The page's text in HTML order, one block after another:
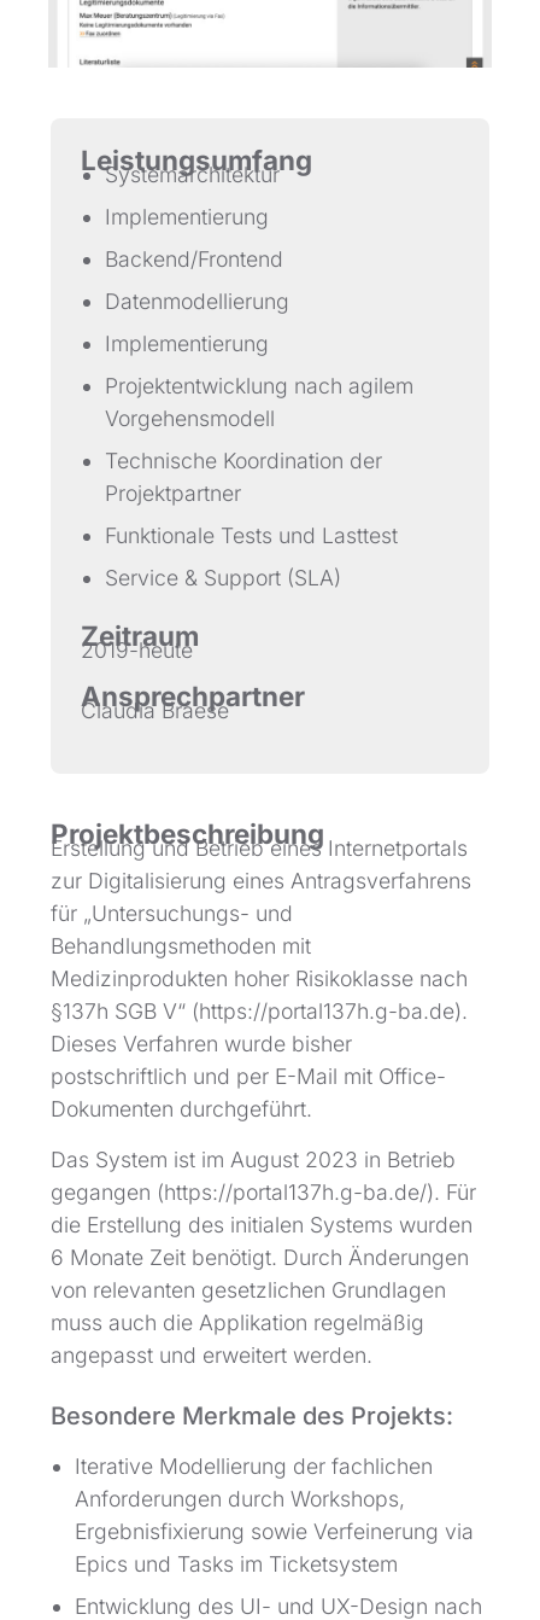
Leistungsumfang
Systemarchitektur
Implementierung
Backend/Frontend
Datenmodellierung
Implementierung
Projektentwicklung nach agilem
Vorgehensmodell
Technische Koordination der
Projektpartner
Funktionale Tests und Lasttest
Service & Support (SLA)
Zeitraum
2019-heute
Ansprechpartner
Claudia Braese
Projektbeschreibung
Erstellung und Betrieb eines Internetportals
zur Digitalisierung eines Antragsverfahrens
für „Untersuchungs- und
Behandlungsmethoden mit
Medizinprodukten hoher Risikoklasse nach
§137h SGB V“ (https://portal137h.g-ba.de).
Dieses Verfahren wurde bisher
postschriftlich und per E-Mail mit Office-
Dokumenten durchgeführt.
Das System ist im August 2023 in Betrieb
gegangen (https://portal137h.g-ba.de/). Für
die Erstellung des initialen Systems wurden
6 Monate Zeit benötigt. Durch Änderungen
von relevanten gesetzlichen Grundlagen
muss auch die Applikation regelmäßig
angepasst und erweitert werden.
Besondere Merkmale des Projekts:
Iterative Modellierung der fachlichen
Anforderungen durch Workshops,
Ergebnisfixierung sowie Verfeinerung via
Epics und Tasks im Ticketsystem
Entwicklung des UI- und UX-Design nach